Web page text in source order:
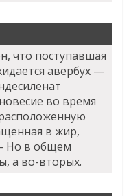
что поступавшая
авербух —
во время
в жир,
Но в общем
а во-вторых.